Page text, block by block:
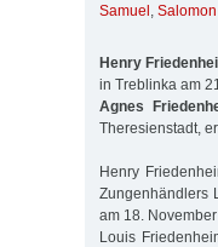
Samuel ,
Henry
in Treblinka am
Agnes
Theresienstadt,
Henry
Zungenhändlers
am 18.
Louis